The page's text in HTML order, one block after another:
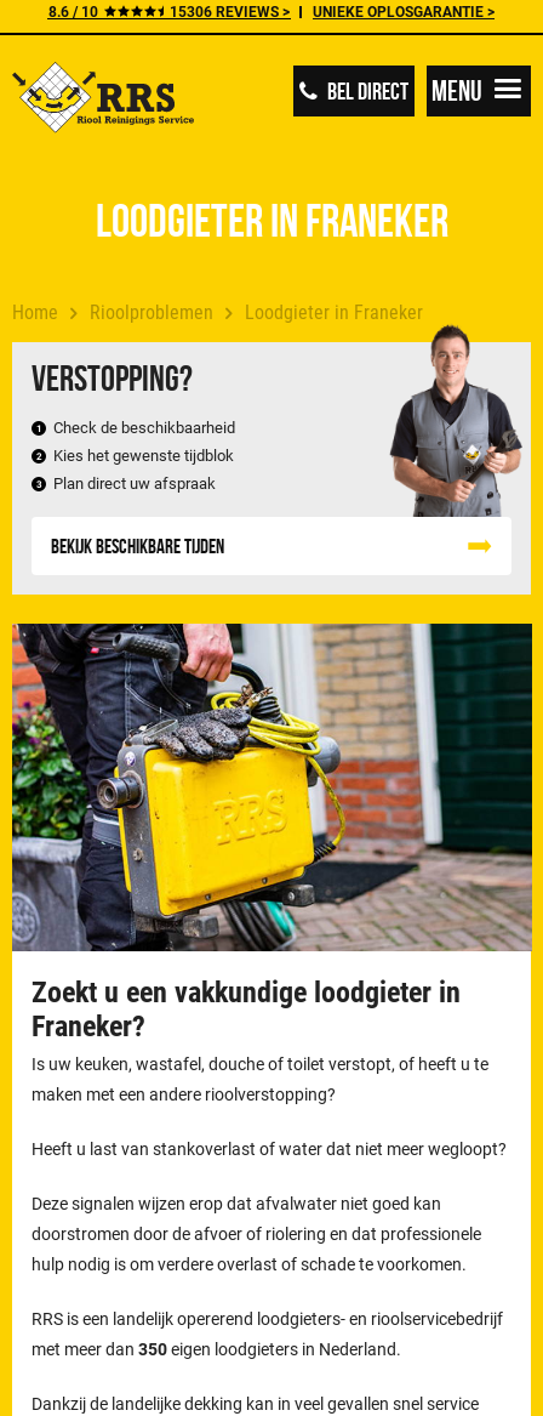
8.6 / 10 15306 REVIEWS > UNIEKE OPLOSGARANTIE >
BEL DIRECT Menu
Home Rioolproblemen Loodgieter in Franeker
Verstopping?
Check de beschikbaarheid
Kies het gewenste tijdblok
Plan direct uw afspraak
Bekijk beschikbare tijden
Loodgieter in Franeker
Zoekt u een vakkundige loodgieter in
Franeker?
Is uw keuken, wastafel, douche of toilet verstopt, of heeft u te
maken met een andere rioolverstopping?
Heeft u last van stankoverlast of water dat niet meer wegloopt?
Deze signalen wijzen erop dat afvalwater niet goed kan
doorstromen door de afvoer of riolering en dat professionele
hulp nodig is om verdere overlast of schade te voorkomen.
RRS is een landelijk opererend loodgieters- en rioolservicebedrijf
met meer dan350eigen loodgieters in Nederland.
Dankzij de landelijke dekking kan in veel gevallen snel service